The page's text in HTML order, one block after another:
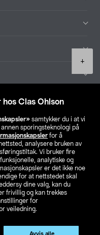
Clas Ohlson
samtykker du i at vi
sporingsteknologi på
for å
analysere bruken av
Vi bruker fire
analytiske og
er det ikke noe
for at nettstedet skal
dine valg, kan du
frivillig og kan trekkes
for
veiledning.
Avvis alle
+
FI
moms